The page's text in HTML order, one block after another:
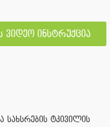
ვიდეო ინსტრუქცია
სახსრების ტკივილის